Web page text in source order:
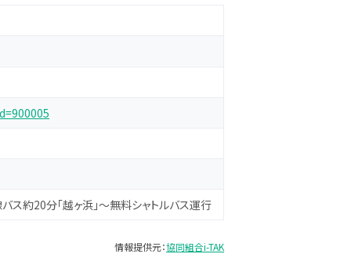
ス約20分「越ヶ浜」～無料シャトルバス運行
情報提供元：協同組合i-TAK